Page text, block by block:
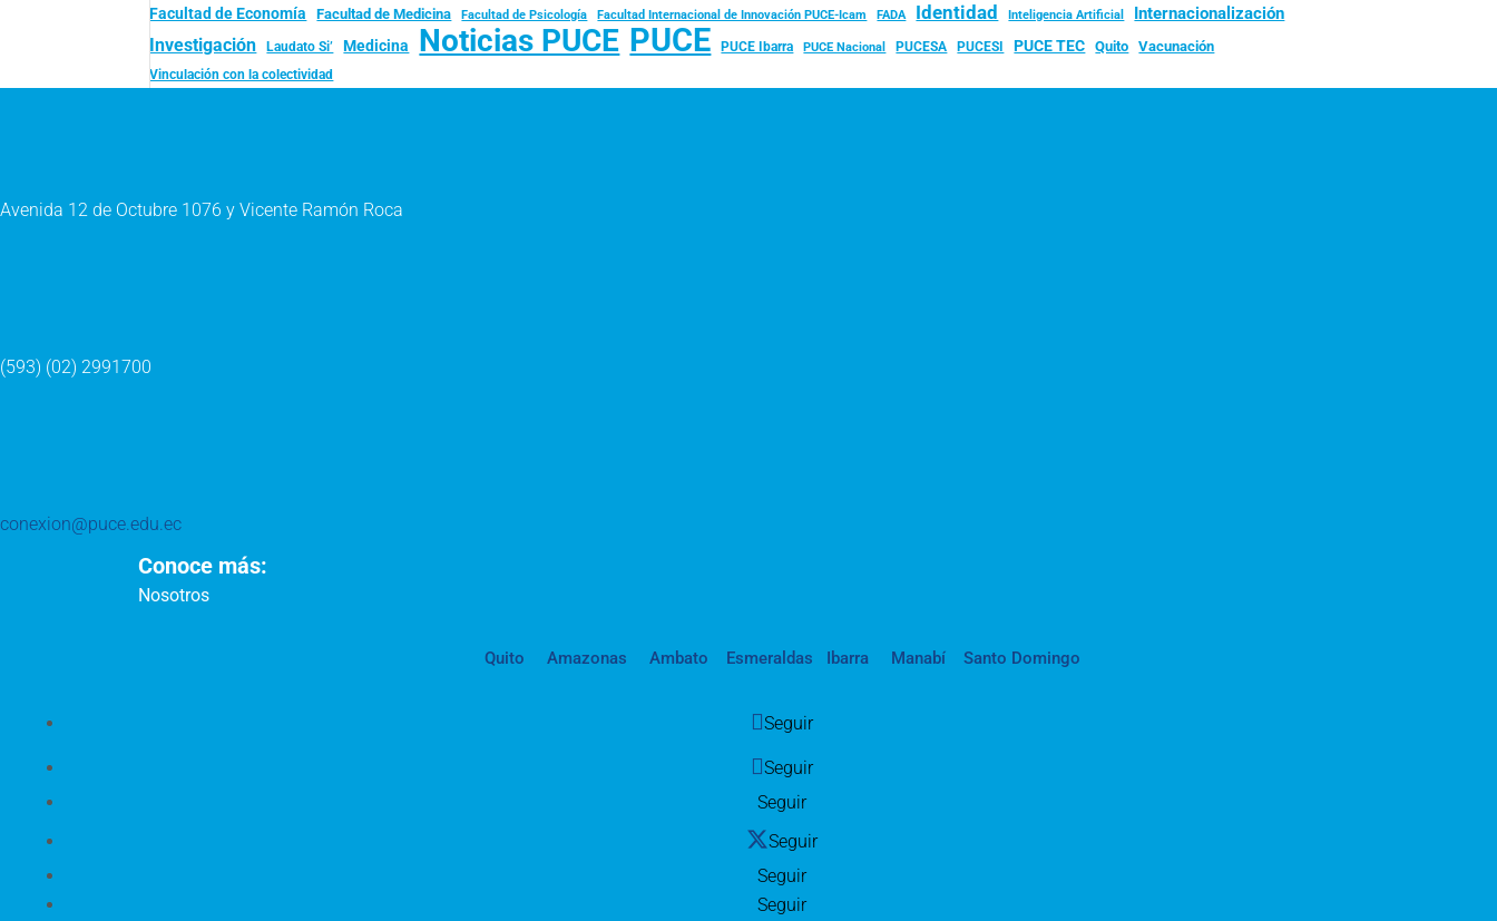
Facultad de Economía Facultad de Medicina Facultad de Psicología Facultad Internacional de Innovación PUCE-Icam FADA Identidad Inteligencia Artificial Internacionalización
Investigación Laudato Si’ Medicina Noticias PUCE PUCE PUCE Ibarra PUCE Nacional PUCESA PUCESI PUCE TEC Quito Vacunación
Vinculación con la colectividad
Avenida 12 de Octubre 1076 y Vicente Ramón Roca
(593) (02) 2991700
conexion@puce.edu.ec
Conoce más:
Nosotros
Quito Amazonas Ambato Esmeraldas Ibarra Manabí Santo Domingo
Seguir
Seguir
Seguir
Seguir
Seguir
Seguir